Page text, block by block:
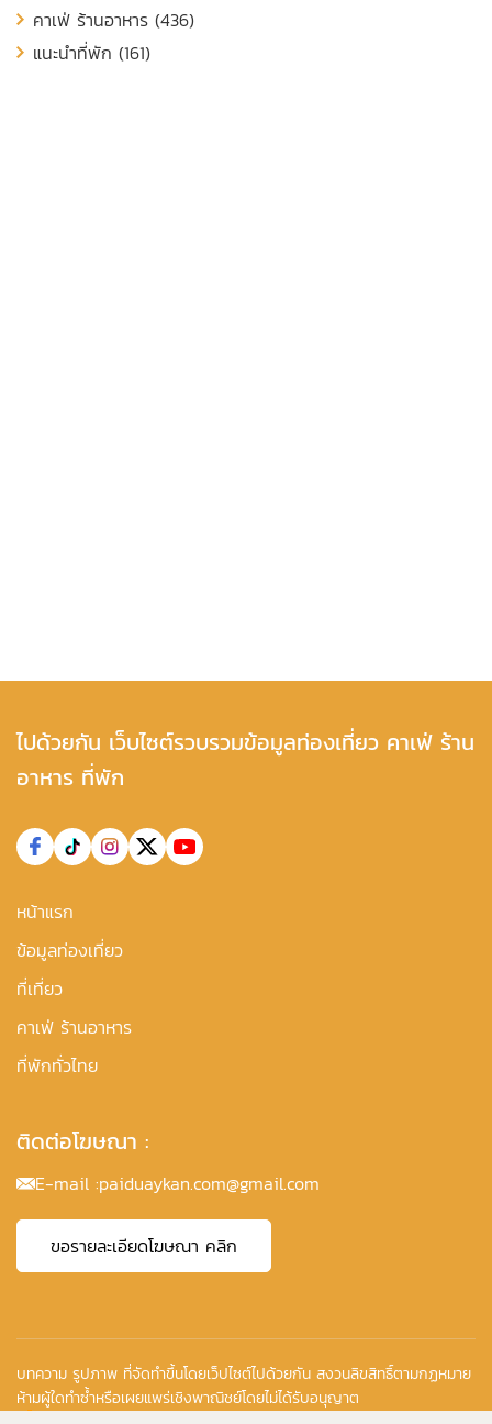
คาเฟ่ ร้านอาหาร (436)
แนะนำที่พัก (161)
ไปด้วยกัน เว็บไซต์รวบรวมข้อมูลท่องเที่ยว คาเฟ่ ร้าน
อาหาร ที่พัก
หน้าแรก
ข้อมูลท่องเที่ยว
ที่เที่ยว
คาเฟ่ ร้านอาหาร
ที่พักทั่วไทย
ติดต่อโฆษณา :
E-mail :paiduaykan.com@gmail.com
ขอรายละเอียดโฆษณา คลิก
บทความ รูปภาพ ที่จัดทำขึ้นโดยเว็ปไซต์ไปด้วยกัน สงวนลิขสิทธิ์ตามกฏหมาย
ห้ามผู้ใดทำซ้ำหรือเผยแพร่เชิงพาณิชย์โดยไม่ได้รับอนุญาต